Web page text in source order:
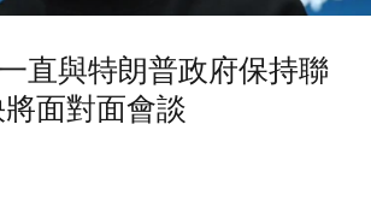
直與特朗普政府保持聯
面對面會談